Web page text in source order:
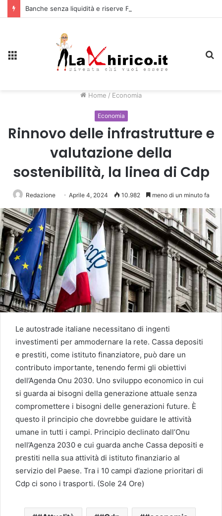
Home / Economia
Economia
Rinnovo delle infrastrutture e
valutazione della
sostenibilità, la linea di Cdp
Redazione Aprile 4, 2024 10.982 meno di un minuto fa
Le autostrade italiane necessitano di ingenti
investimenti per ammodernare la rete. Cassa depositi
e prestiti, come istituto finanziatore, può dare un
contributo importante, tenendo fermi gli obiettivi
dell’Agenda Onu 2030. Uno sviluppo economico in cui
si guarda ai bisogni della generazione attuale senza
compromettere i bisogni delle generazioni future. È
questo il principio che dovrebbe guidare le attività
umane in tutti i campi. Principio declinato dall’Onu
nell’Agenza 2030 e cui guarda anche Cassa depositi e
prestiti nella sua attività di istituto finanziario al
servizio del Paese. Tra i 10 campi d’azione prioritari di
Cdp ci sono i trasporti. (Sole 24 Ore)